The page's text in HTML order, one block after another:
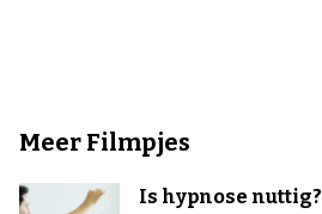
Meer Filmpjes
Is hypnose nuttig?